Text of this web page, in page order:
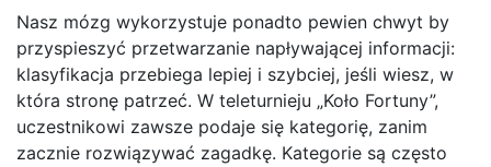
Nasz mózg wykorzystuje ponadto pewien chwyt by
przyspieszyć przetwarzanie napływającej informacji:
klasyfikacja przebiega lepiej i szybciej, jeśli wiesz, w
która stronę patrzeć. W teleturnieju „Koło Fortuny”,
uczestnikowi zawsze podaje się kategorię, zanim
zacznie rozwiązywać zagadkę. Kategorie są często